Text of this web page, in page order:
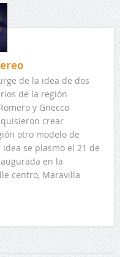
de la idea de dos
de la región
y Gnecco
crear
otro modelo de
se plasmo el 21 de
en la
centro, Maravilla